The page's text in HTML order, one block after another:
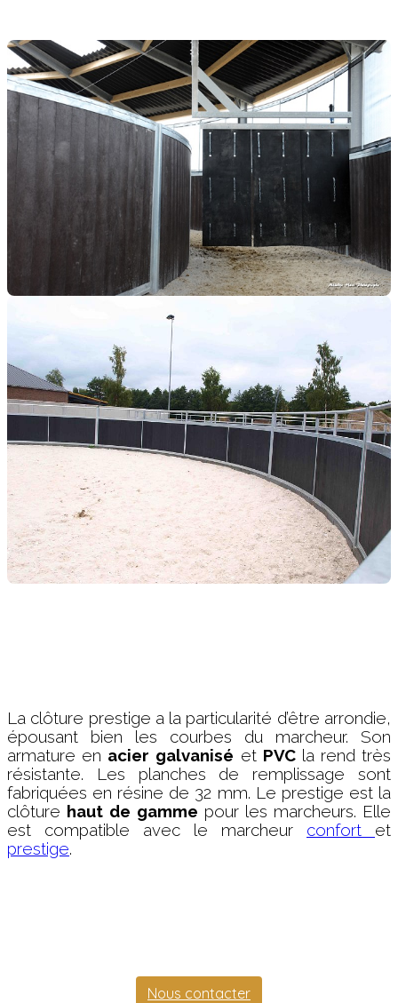
La clôture prestige a la particularité d’être arrondie,
épousant bien les courbes du marcheur. Son
armature en acier galvanisé et PVCla rend très
résistante. Les planches de remplissage sont
fabriquées en résine de 32 mm. Le prestige est la
clôture haut de gamme pour les marcheurs. Elle
est compatible avec le marcheur confort et
prestige.
Nous contacter